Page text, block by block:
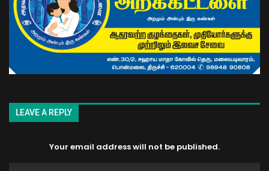
LEAVE A REPLY
Your email address will not be published.